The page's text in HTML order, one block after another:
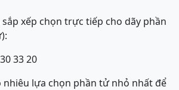
xếp chọn trực tiếp cho dãy phần
33 20
nhiêu lựa chọn phần tử nhỏ nhất để